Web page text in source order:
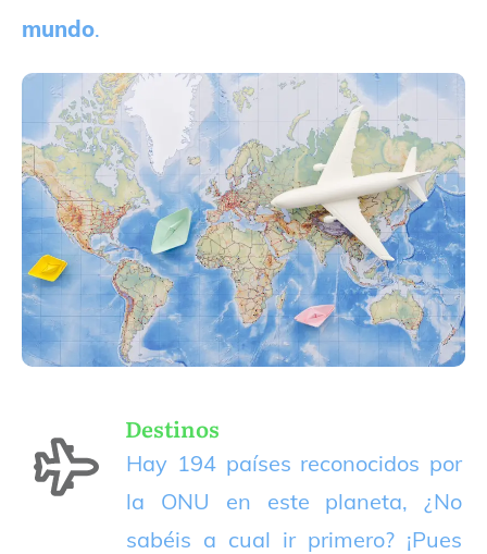
mundo.
Destinos
Hay 194 países reconocidos por
la ONU en este planeta, ¿No
sabéis a cual ir primero? ¡Pues